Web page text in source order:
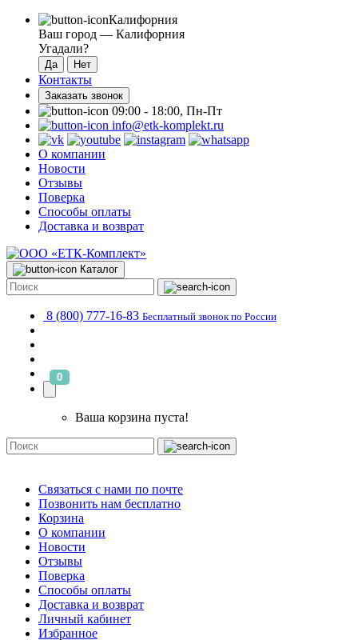
Калифорния
Ваш город — Калифорния
Угадали?
Контакты
Заказать звонок
09:00 - 18:00, Пн-Пт
info@etk-komplekt.ru
О компании
Новости
Отзывы
Поверка
Способы оплаты
Доставка и возврат
Каталог
8 (800) 777-16-83 Бесплатный звонок по России
0
Ваша корзина пуста!
Связаться с нами по почте
Позвонить нам бесплатно
Корзина
О компании
Новости
Отзывы
Поверка
Способы оплаты
Доставка и возврат
Личный кабинет
Избранное